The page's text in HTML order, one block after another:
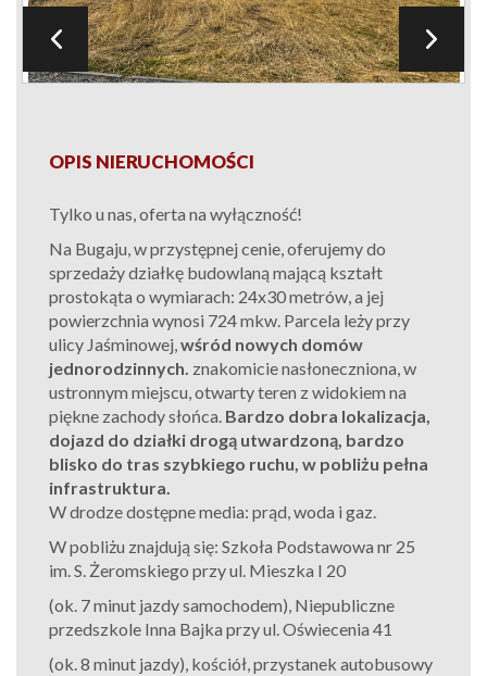
OPIS NIERUCHOMOŚCI
Tylko u nas, oferta na wyłączność!
Na Bugaju,wprzystępnej cenie, oferujemy do
sprzedaży działkę budowlaną mającą kształt
prostokąta o wymiarach: 24x30metrów,a jej
powierzchnia wynosi 724mkw. Parcela leży przy
ulicy Jaśminowej,wśród nowych domów
jednorodzinnych. znakomicie nasłoneczniona, w
ustronnym miejscu, otwarty teren z widokiem na
piękne zachody słońca. Bardzo dobra lokalizacja,
dojazd do działki drogą utwardzoną, bardzo
blisko do tras szybkiego ruchu, w pobliżu pełna
infrastruktura.
W drodze dostępne media: prąd, woda i gaz.
W pobliżu znajdują się: Szkoła Podstawowa nr 25
im. S. Żeromskiego przy ul. Mieszka I 20
(ok. 7 minut jazdy samochodem), Niepubliczne
przedszkole Inna Bajka przy ul. Oświecenia 41
(ok. 8 minut jazdy), kościół, przystanek autobusowy